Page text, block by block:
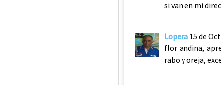
si van en mi
Lopera 15 de
flor andina,
rabo y oreja,